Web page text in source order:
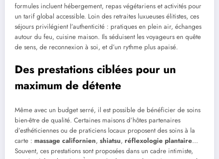
formules incluent hébergement, repas végétariens et activités pour
un tarif global accessible. Loin des retraites luxueuses élitistes, ces
séjours privilégient l’authenticité : pratiques en plein air, échanges
autour du feu, cuisine maison. Ils séduisent les voyageurs en quête
de sens, de reconnexion à soi, et d’un rythme plus apaisé.
Des prestations ciblées pour un
maximum de détente
Même avec un budget serré, il est possible de bénéficier de soins
bien-être de qualité. Certaines maisons d’hôtes partenaires
d’esthéticiennes ou de praticiens locaux proposent des soins à la
carte : massage californien, shiatsu, réflexologie plantaire…
Souvent, ces prestations sont proposées dans un cadre intimiste,